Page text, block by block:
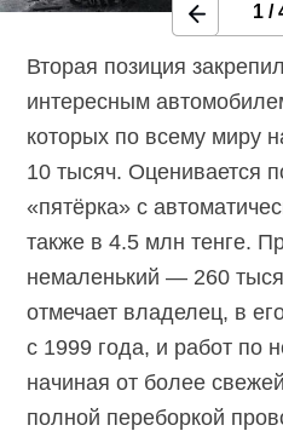
1 /
Вторая позиция
интересным
которых по всему миру
10 тысяч. Оценивается
«пятёрка» с
также в 4.5 млн тенге.
немаленький — 260
отмечает владелец, в
с 1999 года, и работ по
начиная от более
полной переборкой